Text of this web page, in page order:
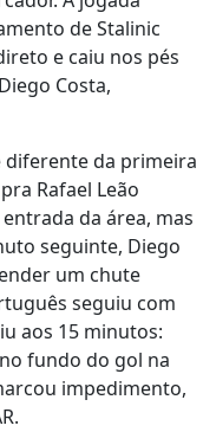
de Stalinic
e caiu nos pés
Costa,
diferente da primeira
Rafael Leão
da área, mas
seguinte, Diego
um chute
seguiu com
aos 15 minutos:
fundo do gol na
impedimento,